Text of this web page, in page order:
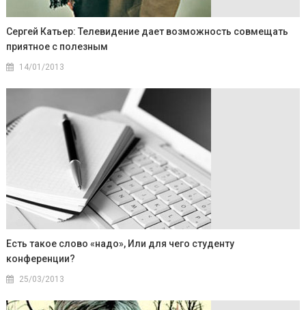
Сергей Катьер: Телевидение дает возможность совмещать
приятное с полезным
14/01/2013
Есть такое слово «надо», Или для чего студенту
конференции?
25/03/2013